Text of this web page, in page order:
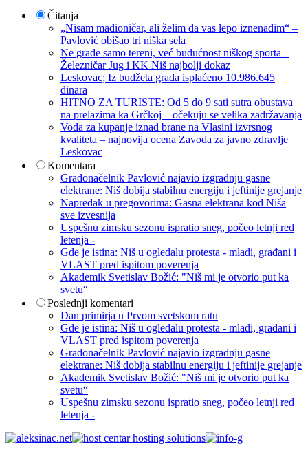
Čitanja
„Nisam mađioničar, ali želim da vas lepo iznenadim“ –
Pavlović obišao tri niška sela
Ne grade samo tereni, već budućnost niškog sporta –
Železničar Jug i KK Niš najbolji dokaz
Leskovac; Iz budžeta grada isplaćeno 10.986.645
dinara
HITNO ZA TURISTE: Od 5 do 9 sati sutra obustava
na prelazima ka Grčkoj – očekuju se velika zadržavanja
Voda za kupanje iznad brane na Vlasini izvrsnog
kvaliteta – najnovija ocena Zavoda za javno zdravlje
Leskovac
Komentara
Gradonačelnik Pavlović najavio izgradnju gasne
elektrane: Niš dobija stabilnu energiju i jeftinije grejanje
Napredak u pregovorima: Gasna elektrana kod Niša
sve izvesnija
Uspešnu zimsku sezonu ispratio sneg, počeo letnji red
letenja -
Gde je istina: Niš u ogledalu protesta - mladi, građani i
VLAST pred ispitom poverenja
Akademik Svetislav Božić: "Niš mi je otvorio put ka
svetu“
Poslednji komentari
Dan primirja u Prvom svetskom ratu
Gde je istina: Niš u ogledalu protesta - mladi, građani i
VLAST pred ispitom poverenja
Gradonačelnik Pavlović najavio izgradnju gasne
elektrane: Niš dobija stabilnu energiju i jeftinije grejanje
Akademik Svetislav Božić: "Niš mi je otvorio put ka
svetu“
Uspešnu zimsku sezonu ispratio sneg, počeo letnji red
letenja -